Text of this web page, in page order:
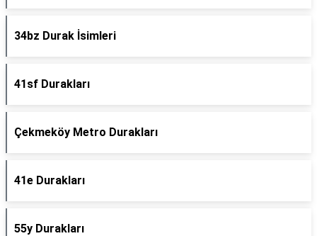
34bz Durak İsimleri
41sf Durakları
Çekmeköy Metro Durakları
41e Durakları
55y Durakları